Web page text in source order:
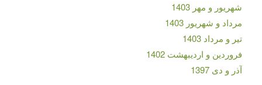
شهریور و مهر 1403
مرداد و شهریور 1403
تیر و مرداد 1403
فروردین و اردیبهشت 1402
آذر و دی 1397